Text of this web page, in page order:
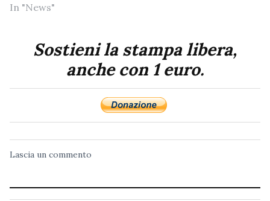
In "News"
Sostieni la stampa libera,
anche con 1 euro.
Lascia un commento